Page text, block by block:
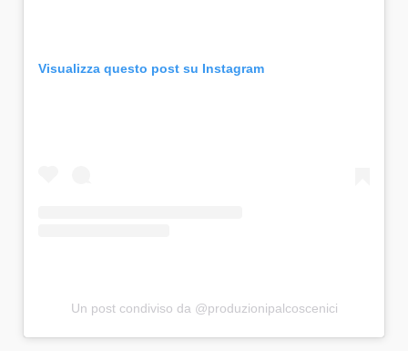
Visualizza questo post su Instagram
Un post condiviso da @produzionipalcoscenici